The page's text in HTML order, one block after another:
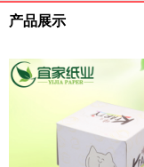
产品展示